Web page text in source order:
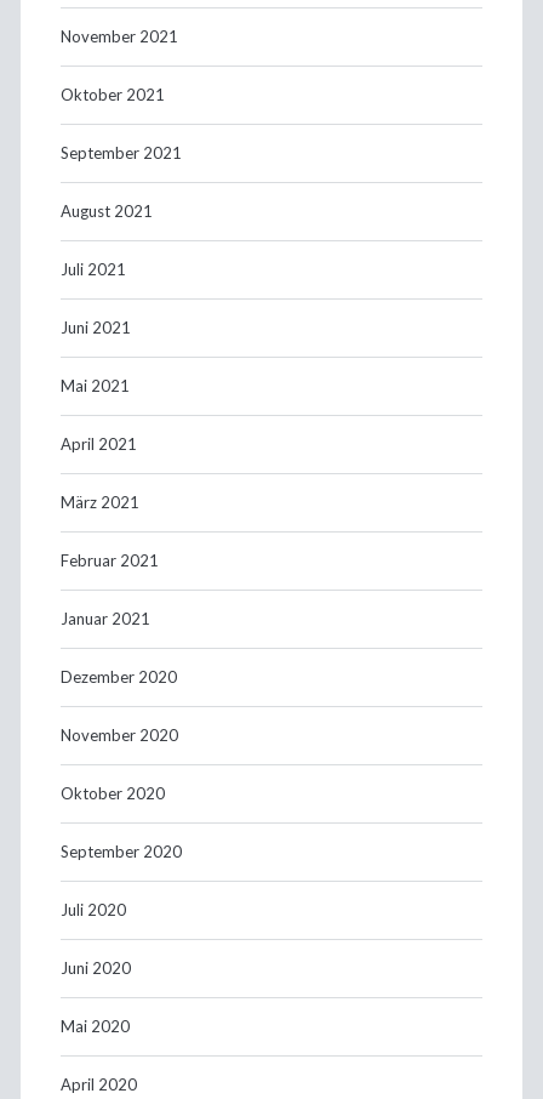
November 2021
Oktober 2021
September 2021
August 2021
Juli 2021
Juni 2021
Mai 2021
April 2021
März 2021
Februar 2021
Januar 2021
Dezember 2020
November 2020
Oktober 2020
September 2020
Juli 2020
Juni 2020
Mai 2020
April 2020